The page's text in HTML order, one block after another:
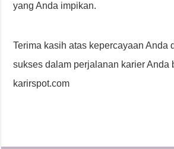
yang Anda impikan.
Terima kasih atas kepercayaan Anda
sukses dalam perjalanan karier Anda
karirspot.com